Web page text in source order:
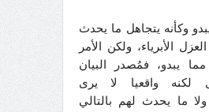
يبدو وكأنه يتجاهل ما يحدث
الأبرياء، ولكن الأمر
يبدو، فمُصدر البيان
لكنه واقعيا لا يرى
ولا ما يحدث لهم بالتالي